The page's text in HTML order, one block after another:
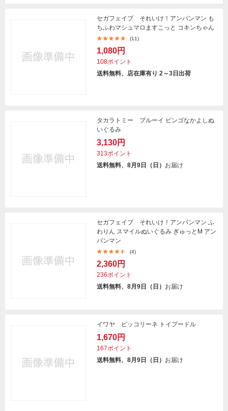
セガフェイブ それいけ！アンパンマン も
ちふわマシュマロますこっと コキンちゃん
(11)
1,080円
108ポイント
送料無料、店在庫有り 2～3日出荷
タカラトミー ブルーイ ビンゴなかよしぬ
いぐるみ
3,130円
313ポイント
送料無料、8月9日（日） お届け
セガフェイブ それいけ！アンパンマン ふ
わりん スマイルぬいぐるみ ぎゅっとM アン
パンマン
(4)
2,360円
236ポイント
送料無料、8月9日（日） お届け
イワヤ ピッコリーネ トイプードル
1,670円
167ポイント
送料無料、8月9日（日） お届け